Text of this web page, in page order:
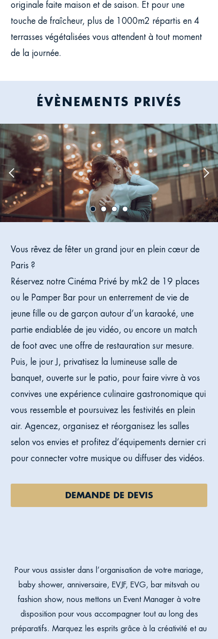
originale faite maison et de saison. Et pour une
touche de fraîcheur, plus de 1000m2 répartis en 4
terrasses végétalisées vous attendent à tout moment
de la journée.
ÉVÈNEMENTS PRIVÉS
Previous
image
Vous rêvez de fêter un grand jour en plein cœur de
Paris ?
Réservez notre Cinéma Privé by mk2 de 19 places
ou le Pamper Bar pour un enterrement de vie de
jeune fille ou de garçon autour d’un karaoké, une
partie endiablée de jeu vidéo, ou encore un match
de foot avec une offre de restauration sur mesure.
Puis, le jour J, privatisez la lumineuse salle de
banquet, ouverte sur le patio, pour faire vivre à vos
convives une expérience culinaire gastronomique qui
vous ressemble et poursuivez les festivités en plein
air. Agencez, organisez et réorganisez les salles
selon vos envies et profitez d’équipements dernier cri
pour connecter votre musique ou diffuser des vidéos.
DEMANDE DE DEVIS
Pour vous assister dans l’organisation de votre mariage,
baby shower, anniversaire, EVJF, EVG, bar mitsvah ou
fashion show, nous mettons un Event Manager à votre
disposition pour vous accompagner tout au long des
préparatifs. Marquez les esprits grâce à la créativité et au